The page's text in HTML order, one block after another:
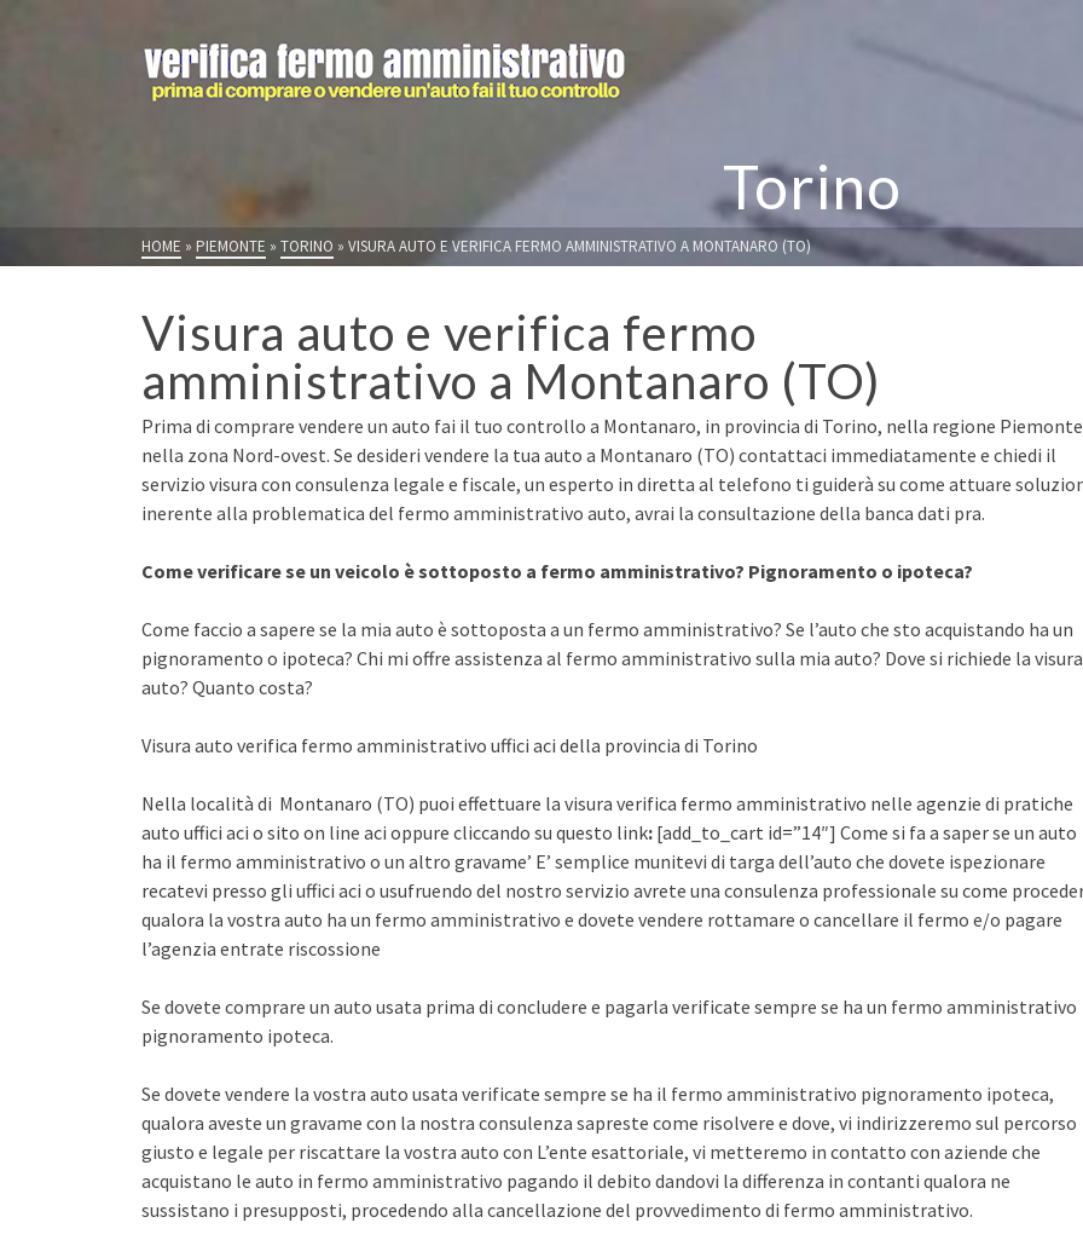
Torino
HOME » PIEMONTE » TORINO » VISURA AUTO E VERIFICA FERMO AMMINISTRATIVO A MONTANARO (TO)
Visura auto e verifica fermo
amministrativo a Montanaro (TO)
Prima di comprare vendere un auto fai il tuo controllo a Montanaro, in provincia di Torino, nella regione
nella zona Nord-ovest. Se desideri vendere la tua auto a Montanaro (TO) contattaci immediatamente e chiedi il
servizio visura con consulenza legale e fiscale, un esperto in diretta al telefono ti guiderà su come attuare
inerente alla problematica del fermo amministrativo auto, avrai la consultazione della banca dati pra.
Come verificare se un veicolo è sottoposto a fermo amministrativo? Pignoramento o ipoteca?
Come faccio a sapere se la mia auto è sottoposta a un fermo amministrativo? Se l’auto che sto acquistando ha un
pignoramento o ipoteca? Chi mi offre assistenza al fermo amministrativo sulla mia auto? Dove si richiede la visura
auto? Quanto costa?
Visura auto verifica fermo amministrativo uffici aci della provincia di Torino
Nella località di Montanaro (TO) puoi effettuare la visura verifica fermo amministrativo nelle agenzie di pratiche
auto uffici aci o sito on line aci oppure cliccando su questo link: [add_to_cart id=”14″] Come si fa a saper se un auto
ha il fermo amministrativo o un altro gravame’ E’ semplice munitevi di targa dell’auto che dovete ispezionare
recatevi presso gli uffici aci o usufruendo del nostro servizio avrete una consulenza professionale su come
qualora la vostra auto ha un fermo amministrativo e dovete vendere rottamare o cancellare il fermo e/o pagare
l’agenzia entrate riscossione
Se dovete comprare un auto usata prima di concludere e pagarla verificate sempre se ha un fermo amministrativo
pignoramento ipoteca.
Se dovete vendere la vostra auto usata verificate sempre se ha il fermo amministrativo pignoramento ipoteca,
qualora aveste un gravame con la nostra consulenza sapreste come risolvere e dove, vi indirizzeremo sul percorso
giusto e legale per riscattare la vostra auto con L’ente esattoriale, vi metteremo in contatto con aziende che
acquistano le auto in fermo amministrativo pagando il debito dandovi la differenza in contanti qualora ne
sussistano i presupposti, procedendo alla cancellazione del provvedimento di fermo amministrativo.